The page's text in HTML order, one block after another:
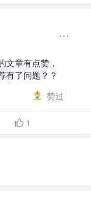
文章有点赞，
有了问题？？
赞过
1